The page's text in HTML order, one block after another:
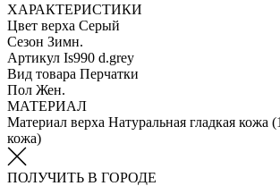
ХАРАКТЕРИСТИКИ
Цвет верха Серый
Сезон Зимн.
Артикул Is990 d.grey
Вид товара Перчатки
Пол Жен.
МАТЕРИАЛ
Материал верха Натуральная гладкая кожа
кожа)
ПОЛУЧИТЬ В ГОРОДЕ